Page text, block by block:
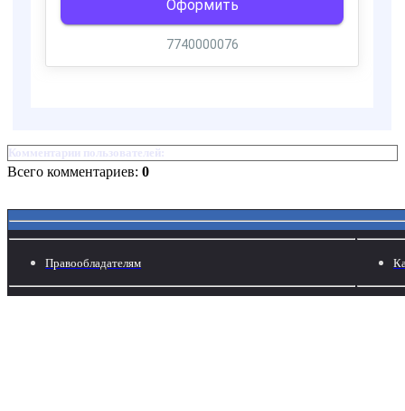
Комментарии пользователей:
Всего комментариев: 0
Правообладателям